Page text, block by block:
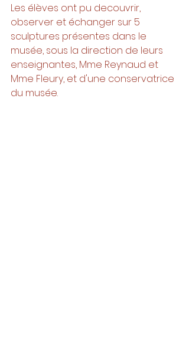
Les élèves ont pu decouvrir,
observer et échanger sur 5
sculptures présentes dans le
musée, sous la direction de leurs
enseignantes, Mme Reynaud et
Mme Fleury, et d'une conservatrice
du musée.